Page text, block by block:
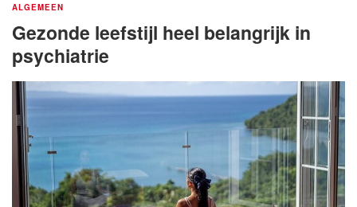
ALGEMEEN
Gezonde leefstijl heel belangrijk in
psychiatrie